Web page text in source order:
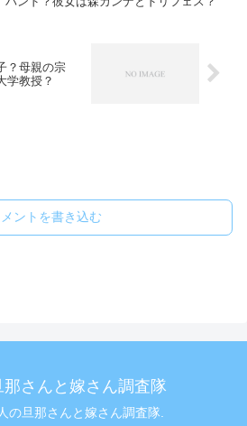
？母親の宗
学教授？
メントを書き込む
さんと嫁さん調査隊
の旦那さんと嫁さん調査隊.